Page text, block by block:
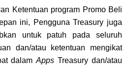
Ketentuan program Promo Beli
ini, Pengguna Treasury juga
untuk patuh pada seluruh
dan/atau ketentuan mengikat
dalam Apps